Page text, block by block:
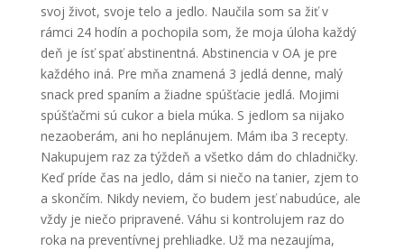
svoj život, svoje telo a jedlo. Naučila som sa žiť v
rámci 24 hodín a pochopila som, že moja úloha každý
deň je ísť spať abstinentná. Abstinencia v OA je pre
každého iná. Pre mňa znamená 3 jedlá denne, malý
snack pred spaním a žiadne spúšťacie jedlá. Mojimi
spúšťačmi sú cukor a biela múka. S jedlom sa nijako
nezaoberám, ani ho neplánujem. Mám iba 3 recepty.
Nakupujem raz za týždeň a všetko dám do chladničky.
Keď príde čas na jedlo, dám si niečo na tanier, zjem to
a skončím. Nikdy neviem, čo budem jesť nabudúce, ale
vždy je niečo pripravené. Váhu si kontrolujem raz do
roka na preventívnej prehliadke. Už ma nezaujíma,